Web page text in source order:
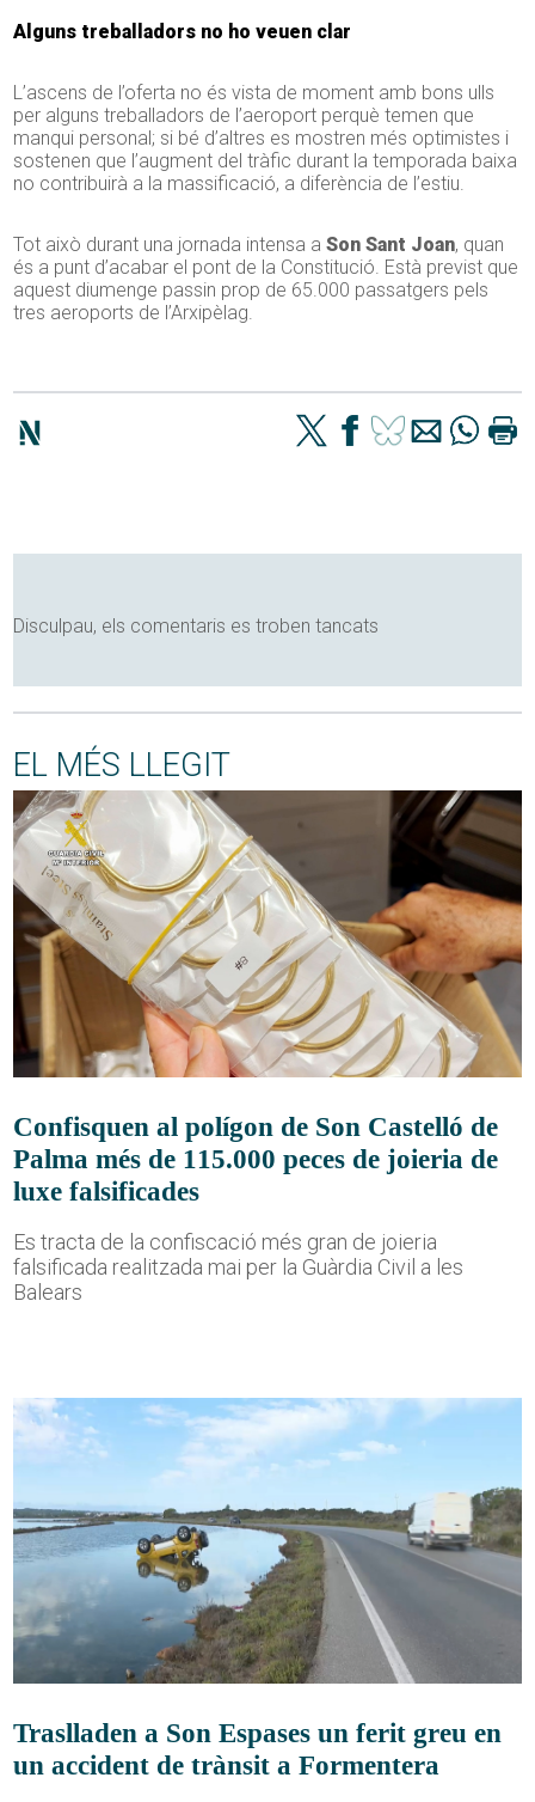
Alguns treballadors no ho veuen clar
L’ascens de l’oferta no és vista de moment amb bons ulls
per alguns treballadors de l’aeroport perquè temen que
manqui personal; si bé d’altres es mostren més optimistes i
sostenen que l’augment del tràfic durant la temporada baixa
no contribuirà a la massificació, a diferència de l’estiu.
Tot això durant una jornada intensa aSon Sant Joan, quan
és a punt d’acabar el pont de la Constitució. Està previst que
aquest diumenge passin prop de 65.000 passatgers pels
tres aeroports de l’Arxipèlag.
Disculpau, els comentaris es troben tancats
EL MÉS LLEGIT
Confisquen al polígon de Son Castelló de
Palma més de 115.000 peces de joieria de
luxe falsificades
Es tracta de la confiscació més gran de joieria
falsificada realitzada mai per la Guàrdia Civil a les
Balears
Traslladen a Son Espases un ferit greu en
un accident de trànsit a Formentera